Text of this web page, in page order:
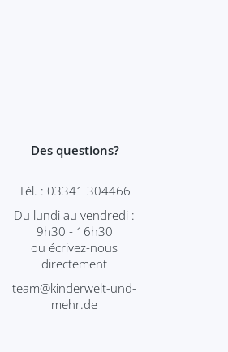
Des questions?
Tél. : 03341 304466
Du lundi au vendredi :
9h30 - 16h30
ou écrivez-nous
directement
team@kinderwelt-und-
mehr.de